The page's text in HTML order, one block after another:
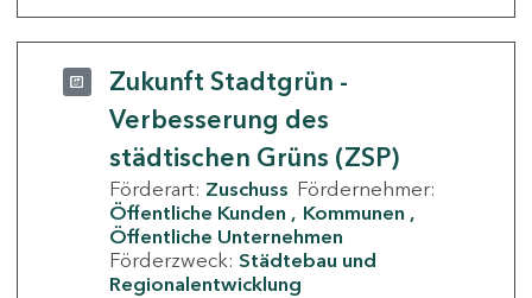
Zukunft Stadtgrün -
Verbesserung des
städtischen Grüns (ZSP)
Förderart: Zuschuss Fördernehmer:
Öffentliche Kunden
Kommunen
Öffentliche Unternehmen
Förderzweck: Städtebau und
Regionalentwicklung